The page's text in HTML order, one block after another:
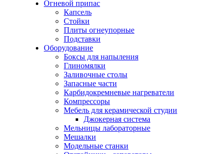
Огневой припас
Капсель
Стойки
Плиты огнеупорные
Подставки
Оборудование
Боксы для напыления
Глиномялки
Заливочные столы
Запасные части
Карбидокремневые нагреватели
Компрессоры
Мебель для керамической студии
Джокерная система
Мельницы лабораторные
Мешалки
Модельные станки